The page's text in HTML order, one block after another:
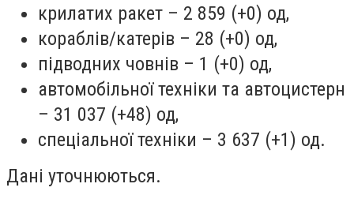
крилатих ракет – 2 859 (+0) од,
кораблів/катерів – 28 (+0) од,
підводних човнів – 1 (+0) од,
автомобільної техніки та автоцистерн
– 31 037 (+48) од,
спеціальної техніки – 3 637 (+1) од.
Дані уточнюються.